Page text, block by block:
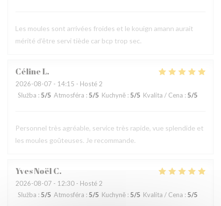
Les moules sont arrivées froides et le kouign amann aurait
mérité d’être servi tiède car bcp trop sec.
CélineL
2026-08-07 - 14:15 - Hosté 2
Služba : 5/5 Atmosféra : 5/5 Kuchyně : 5/5 Kvalita / Cena : 5/5
Personnel très agréable, service très rapide, vue splendide et
les moules goûteuses. Je recommande.
Yves NoëlC
2026-08-07 - 12:30 - Hosté 2
Služba : 5/5 Atmosféra : 5/5 Kuchyně : 5/5 Kvalita / Cena :5/5